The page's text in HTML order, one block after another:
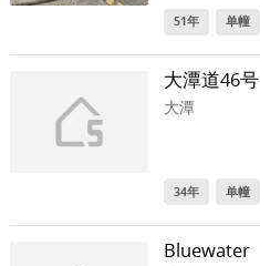
51年 单幢
大潭道46号
大潭
34年 单幢
Bluewater